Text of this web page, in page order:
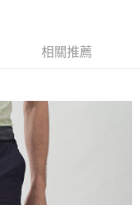
相關推薦